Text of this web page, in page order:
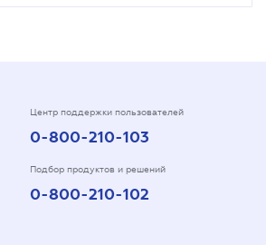
Центр поддержки пользователей
0-800-210-103
Подбор продуктов и решений
0-800-210-102